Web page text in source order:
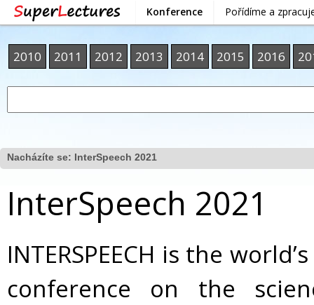
Konference Pořídíme a
2010 2011 2012 2013 2014 2015 2016
Nacházíte se: InterSpeech 2021
InterSpeech 2021
INTERSPEECH is the
conference on the